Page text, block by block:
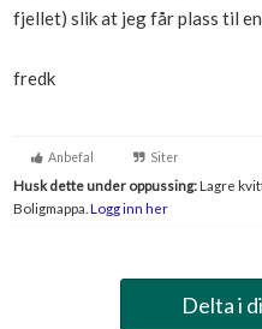
Boligmappa+
fjellet) slik at jeg får plass til
fredk
Anbefal Siter
Husk dette under oppussing:Lagre
Boligmappa. Logg inn her
Delta i